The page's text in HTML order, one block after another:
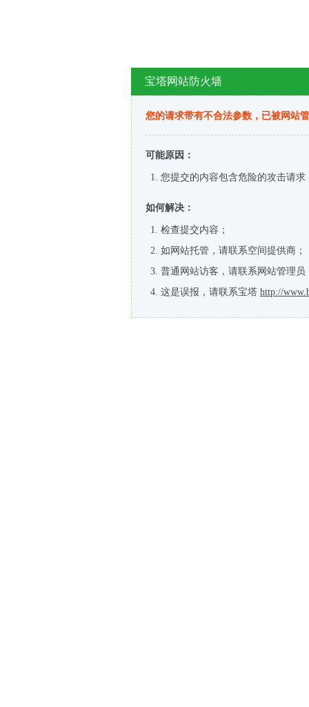
宝塔网站防火墙
您的请求带有不合法参数，已被网站
可能原因：
您提交的内容包含危险的攻击请求
如何解决：
检查提交内容；
如网站托管，请联系空间提供商；
普通网站访客，请联系网站管理员
这是误报，请联系宝塔 http://